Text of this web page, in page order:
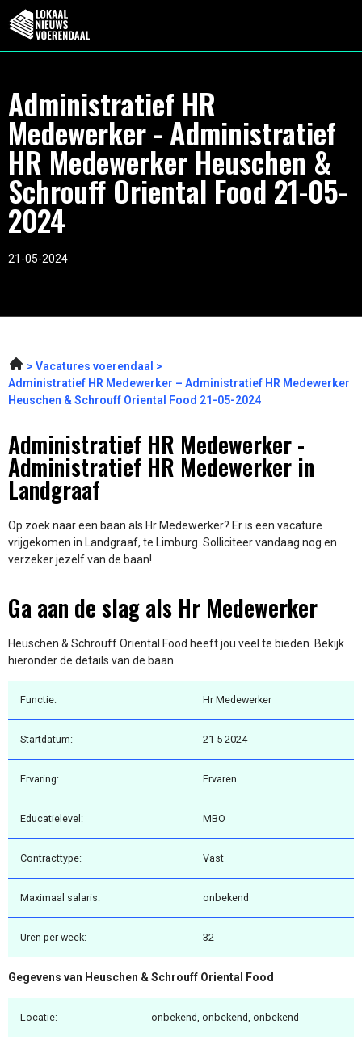
Administratief HR
Medewerker - Administratief
HR Medewerker Heuschen &
Schrouff Oriental Food 21-05-
2024
21-05-2024
Vacatures voerendaal
Administratief HR Medewerker – Administratief HR Medewerker
Heuschen & Schrouff Oriental Food 21-05-2024
Administratief HR Medewerker -
Administratief HR Medewerker in
Landgraaf
Op zoek naar een baan als Hr Medewerker? Er is een vacature
vrijgekomen in Landgraaf, te Limburg. Solliciteer vandaag nog en
verzeker jezelf van de baan!
Ga aan de slag als Hr Medewerker
Heuschen & Schrouff Oriental Food heeft jou veel te bieden. Bekijk
hieronder de details van de baan
Functie: Hr Medewerker
Startdatum: 21-5-2024
Ervaring: Ervaren
Educatielevel: MBO
Contracttype: Vast
Maximaal salaris: onbekend
Uren per week: 32
Gegevens van Heuschen & Schrouff Oriental Food
Locatie: onbekend, onbekend, onbekend